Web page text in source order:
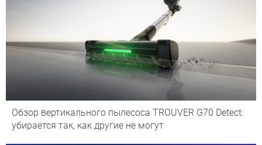
Обзор вертикального пылесоса TROUVER G70 Detect:
убирается так, как другие не могут